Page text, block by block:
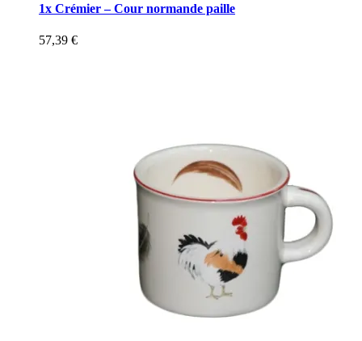
1x Crémier – Cour normande paille
57,39 €